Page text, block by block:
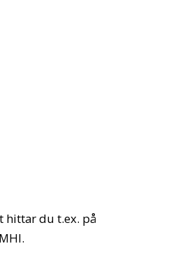
hittar du t.ex. på